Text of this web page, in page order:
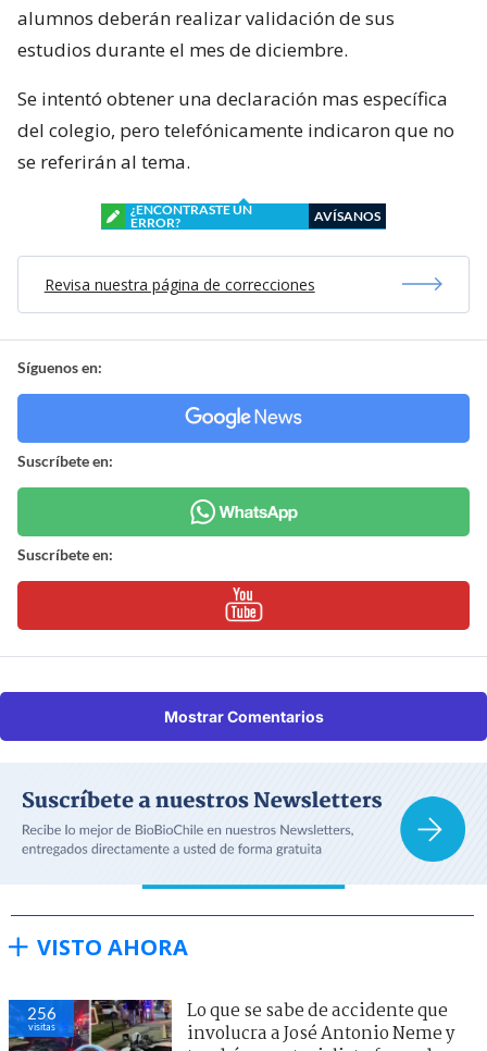
alumnos deberán realizar validación de sus
estudios durante el mes de diciembre.
Se intentó obtener una declaración mas específica
del colegio, pero telefónicamente indicaron que no
se referirán al tema.
¿ENCONTRASTE UN
ERROR?
AVÍSANOS
Revisa nuestra página de correcciones
Síguenos en:
Suscríbete en:
Suscríbete en:
Mostrar Comentarios
VISTO AHORA
256
visitas
Lo que se sabe de accidente que
involucra a José Antonio Neme y